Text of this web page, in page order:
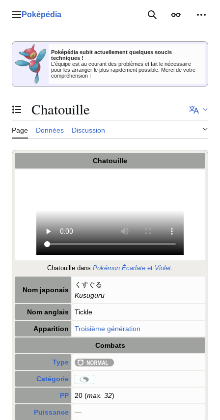
Menu principal
Poképédia RechercherApparence
Poképédia subit actuellement quelques soucis
techniques !
L'équipe est au courant des problèmes et fait le nécessaire
pour les arranger le plus rapidement possible. Merci de votre
compréhension !
Basculer la table des matières
Chatouille
Page Données Discussion
Chatouille
Chatouille dans Pokémon Écarlate et Violet.
Nom japonais
くすぐる
Kusuguru
Nom anglais Tickle
Apparition Troisième génération
Combats
Type
Catégorie
PP 20 (max. 32)
Puissance —